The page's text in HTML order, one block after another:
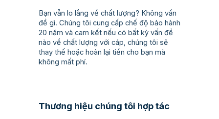
Bạn vẫn lo lắng về chất lượng? Không vấn
đề gì. Chúng tôi cung cấp chế độ bảo hành
20 năm và cam kết nếu có bất kỳ vấn đề
nào về chất lượng với cáp, chúng tôi sẽ
thay thế hoặc hoàn lại tiền cho bạn mà
không mất phí.
Thương hiệu chúng tôi hợp tác